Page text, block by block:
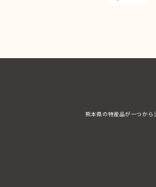
熊本県の特産品が一つから